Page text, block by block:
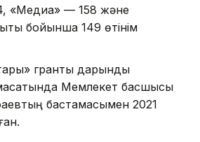
«Медиа» — 158 және
бойынша 149 өтінім
гранты дарынды
Мемлекет басшысы
бастамасымен 2021